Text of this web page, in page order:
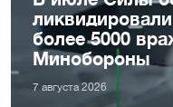
более 5000
Минобороны
7 августа 2026